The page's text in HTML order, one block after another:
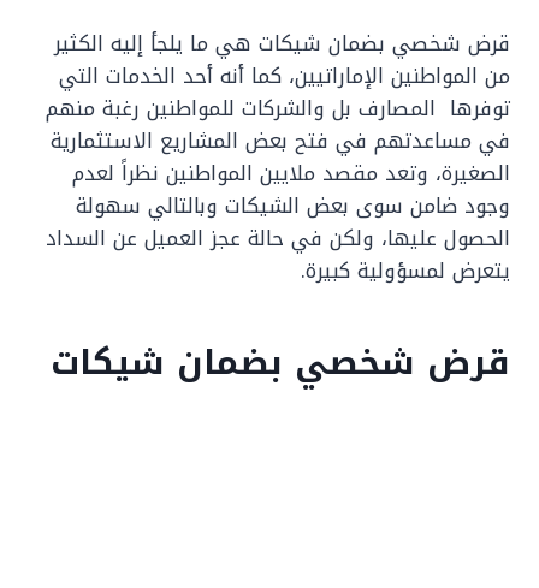
قرض شخصي بضمان شيكات هي ما يلجأ إليه الكثير
من المواطنين الإماراتيين، كما أنه أحد الخدمات التي
توفرها المصارف بل والشركات للمواطنين رغبة منهم
في مساعدتهم في فتح بعض المشاريع الاستثمارية
الصغيرة، وتعد مقصد ملايين المواطنين نظراً لعدم
وجود ضامن سوى بعض الشيكات وبالتالي سهولة
الحصول عليها، ولكن في حالة عجز العميل عن السداد
يتعرض لمسؤولية كبيرة.
قرض شخصي بضمان شيكات